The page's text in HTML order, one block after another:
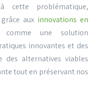
cette problématique,
aux innovations en
une solution
innovantes et des
alternatives viables
tout en préservant nos